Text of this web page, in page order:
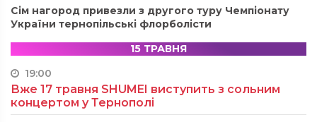
Сім нагород привезли з другого туру Чемпіонату
України тернопільські флорболісти
15 ТРАВНЯ
19:00
Вже 17 травня SHUMEI виступить з сольним
концертом у Тернополі